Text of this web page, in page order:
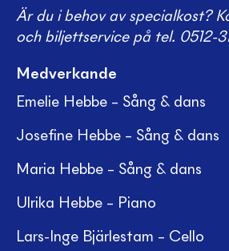
Är du i behov av specialkost?
och biljettservice på tel. 0512-
Medverkande
Emelie Hebbe – Sång & dans
Josefine Hebbe – Sång & dans
Maria Hebbe – Sång & dans
Ulrika Hebbe – Piano
Lars-Inge Bjärlestam – Cello